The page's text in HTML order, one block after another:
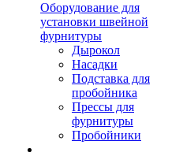
Оборудование для
установки швейной
фурнитуры
Дырокол
Насадки
Подставка для
пробойника
Прессы для
фурнитуры
Пробойники